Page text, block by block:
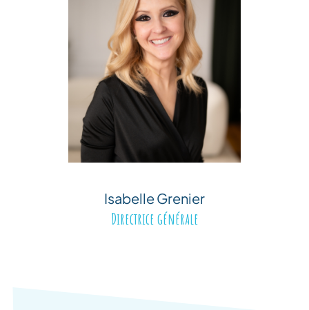
Isabelle Grenier
Directrice générale